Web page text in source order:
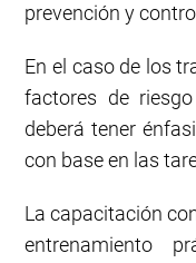
prevención y
En el caso de los
factores de
deberá tener
con base en las
La capacitación
entrenamiento